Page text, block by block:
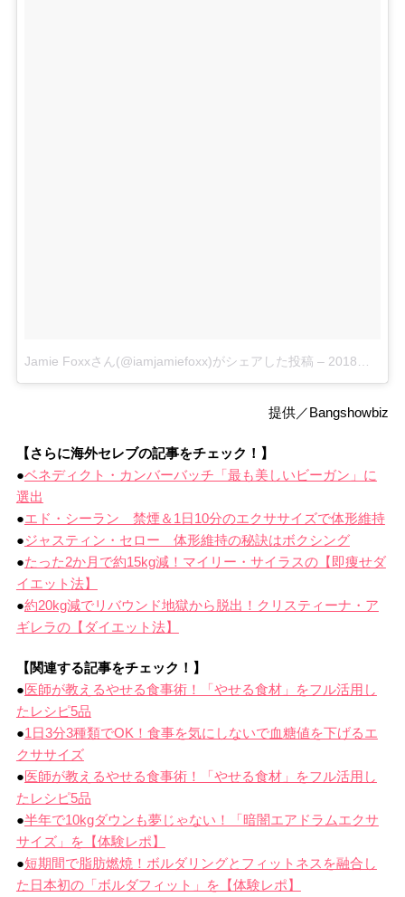
Jamie Foxxさん(@iamjamiefoxx)がシェアした投稿 – 2018年 7月月11日午後5時21分PDT
提供／Bangshowbiz
【さらに海外セレブの記事をチェック！】
●ベネディクト・カンバーバッチ「最も美しいビーガン」に
選出
●エド・シーラン 禁煙＆1日10分のエクササイズで体形維持
●ジャスティン・セロー 体形維持の秘訣はボクシング
●たった2か月で約15kg減！マイリー・サイラスの【即痩せダ
イエット法】
●約20kg減でリバウンド地獄から脱出！クリスティーナ・ア
ギレラの【ダイエット法】
【関連する記事をチェック！】
●医師が教えるやせる食事術！「やせる食材」をフル活用し
たレシピ5品
●1日3分3種類でOK！食事を気にしないで血糖値を下げるエ
クササイズ
●医師が教えるやせる食事術！「やせる食材」をフル活用し
たレシピ5品
●半年で10kgダウンも夢じゃない！「暗闇エアドラムエクサ
サイズ」を【体験レポ】
●短期間で脂肪燃焼！ボルダリングとフィットネスを融合し
た日本初の「ボルダフィット」を【体験レポ】